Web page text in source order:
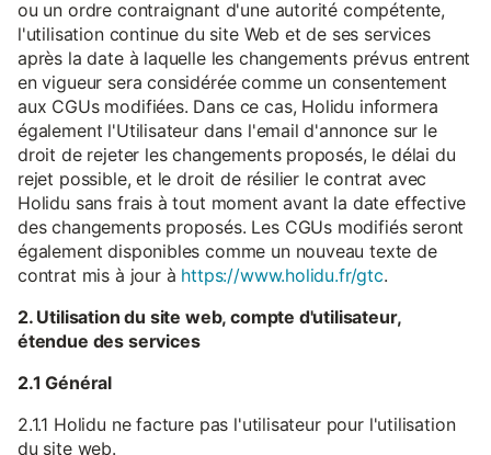
ou un ordre contraignant d'une autorité compétente,
l'utilisation continue du site Web et de ses services
après la date à laquelle les changements prévus entrent
en vigueur sera considérée comme un consentement
aux CGUs modifiées. Dans ce cas, Holidu informera
également l'Utilisateur dans l'email d'annonce sur le
droit de rejeter les changements proposés, le délai du
rejet possible, et le droit de résilier le contrat avec
Holidu sans frais à tout moment avant la date effective
des changements proposés. Les CGUs modifiés seront
également disponibles comme un nouveau texte de
contrat mis à jour à https://www.holidu.fr/gtc.
2. Utilisation du site web, compte d'utilisateur,
étendue des services
2.1 Général
2.1.1 Holidu ne facture pas l'utilisateur pour l'utilisation
du site web.